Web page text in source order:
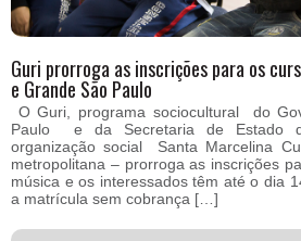
Guri prorroga as inscrições para os
e Grande São Paulo
O Guri, programa sociocultural do
Paulo e da Secretaria de Estado
organização social Santa Marcelina
metropolitana – prorroga as inscrições
música e os interessados têm até o dia
a matrícula sem cobrança […]